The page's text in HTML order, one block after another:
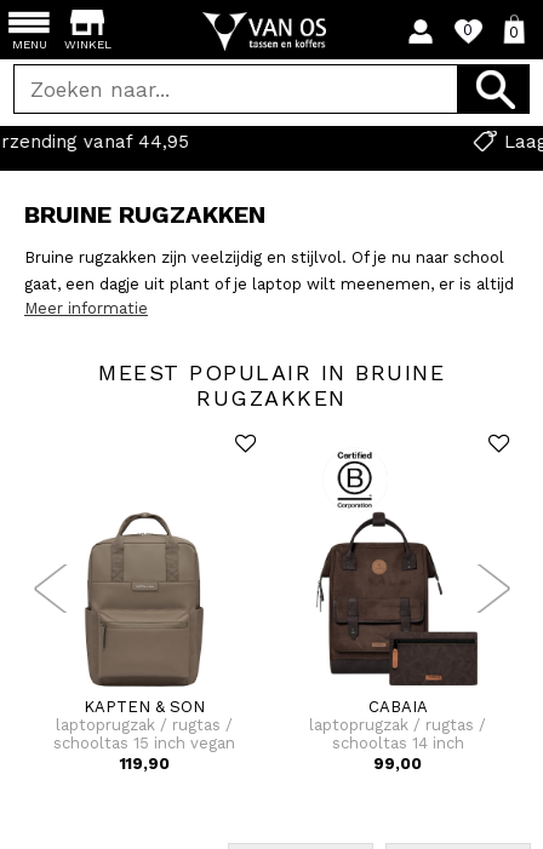
WINKEL
0 0
MENU
BRUINE RUGZAKKEN
Bruine rugzakken zijn veelzijdig en stijlvol. Of je nu naar school
gaat, een dagje uit plant of je laptop wilt meenemen, er is altijd
een geschikte bruine rugzak voor jou. Bruine Vrijetijdsrugzakken
Bruine schoolrugzakken zijn ruim genoeg voor boeken en
schoolspullen en de bruine laptoprugzak voegt daar nog een
Dus leren rugzakken vind je hier ook!
Meer informatie
MEEST POPULAIR IN BRUINE
RUGZAKKEN
KAPTEN & SON
laptoprugzak / rugtas /
schooltas 15 inch vegan
bergen pro
119,90
CABAIA
laptoprugzak / rugtas /
schooltas 14 inch
adventurer medium
99,00